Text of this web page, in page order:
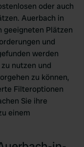
oder auch
Auerbach in
geeigneten Plätzen
und
werden
nutzen und
zu können,
Filteroptionen
Sie ihre
einem